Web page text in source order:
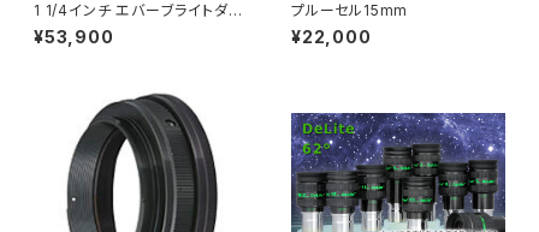
1 1/4インチ エバーブライトダイ
アゴナルミラー
¥53,900
プルーセル15mm
¥22,000